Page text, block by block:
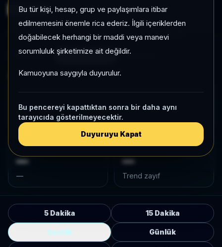
Bu tür kişi, hesap, grup ve paylaşımlara itibar
edilmemesini önemle rica ederiz. İlgili içeriklerden
doğabilecek herhangi bir maddi veya manevi
sorumluluk şirketimize ait değildir.
Kamuoyuna saygıyla duyurulur.
Bu pencereyi kapattıktan sonra bir daha aynı
tarayıcıda gösterilmeyecektir.
Duyuruyu Kapat
ENSRI
Canlı Terminal Kategori bekleniyor Sinyal yok
FOCUS EXECUTION
`/` veya `Ctrl/Cmd+K` sembol geçişi
FIYAT
—
—
VWAP MESAFE
—
Seans bazlı
ATR / ATR%
—
—
ADX
—
Trend zayıf
5 Dakika 15 Dakika
Saatlik Günlük